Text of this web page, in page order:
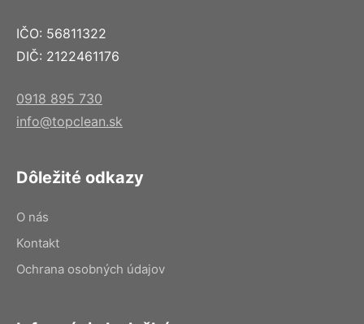
IČO: 56811322
DIČ: 2122461176
0918 895 730
info@topclean.sk
Dôležité odkazy
O nás
Kontakt
Ochrana osobných údajov